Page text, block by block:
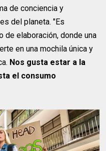
de conciencia y
del planeta. "Es
de elaboración, donde una
en una mochila única y
Nos gusta estar a la
el consumo